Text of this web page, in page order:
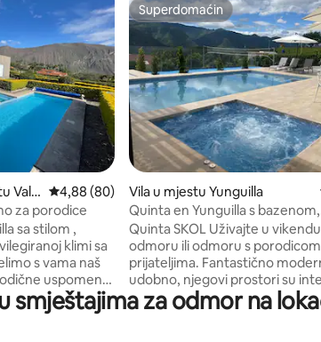
25
Valle Prosječna ocjena: 4,88 od 5, recenzija: 80
4,88 (80)
za porodice
sa stilom ,
klimi sa
uspomene,
njemu samo sat
ćete sve što
Superdomaćin
Superdomaćin
Vila u mjestu Yunguilla
Quinta en Yunguilla s bazenom,
jacuzzijem, saunom.
Quinta SKOL Uživajte u
odmoru ili odmoru s
prijateljima. Fantastično
udobno, njegovi prostori su
imaju: Bazen -Jacuzzi -
Barbacoa - plesna staza -
smještajima za odmor na